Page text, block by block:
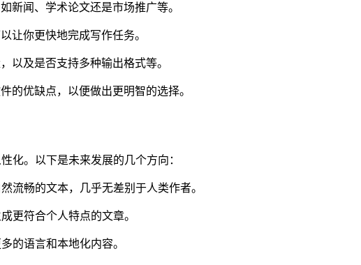
新闻、学术论文还是市场推广等。
让你更快地完成写作任务。
以及是否支持多种输出格式等。
的优缺点，以便做出更明智的选择。
化。以下是未来发展的几个方向：
流畅的文本，几乎无差别于人类作者。
更符合个人特点的文章。
的语言和本地化内容。